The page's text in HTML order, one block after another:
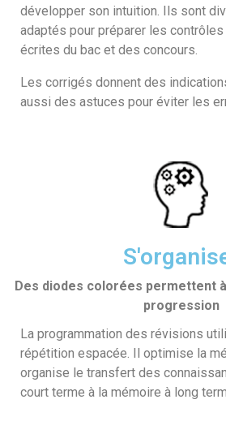
développer son intuition. Ils sont
adaptés pour préparer les
écrites du bac et des concours.
Les corrigés donnent des
aussi des astuces pour éviter les
Des diodes colorées permettent
progression
La programmation des révisions
répétition espacée. Il optimise la
organise le transfert des
court terme à la mémoire à long